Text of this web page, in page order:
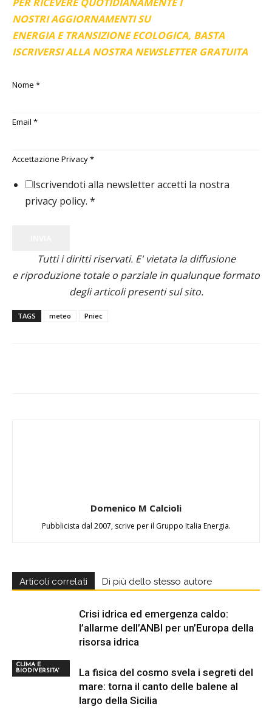
NOSTRI AGGIORNAMENTI SU
ENERGIA E TRANSIZIONE ECOLOGICA, BASTA
ISCRIVERSI ALLA NOSTRA NEWSLETTER GRATUITA
Nome *
Email *
Accettazione Privacy*
Iscrivendoti alla newsletter accetti la nostra
privacy policy. *
Tutti i diritti riservati. E' vietata la diffusione
e riproduzione totale o parziale in qualunque formato
degli articoli presenti sul sito.
TAGS meteo Pniec
Domenico M Calcioli
Pubblicista dal 2007, scrive per il Gruppo Italia Energia.
Articoli correlati Di più dello stesso autore
CLIMA E
BIODIVERSITA'
Crisi idrica ed emergenza caldo:
l’allarme dell’ANBI per un’Europa della
risorsa idrica
La fisica del cosmo svela i segreti del
mare: torna il canto delle balene al
largo della Sicilia